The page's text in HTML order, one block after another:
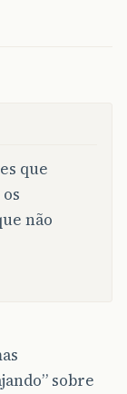
que
não
sobre